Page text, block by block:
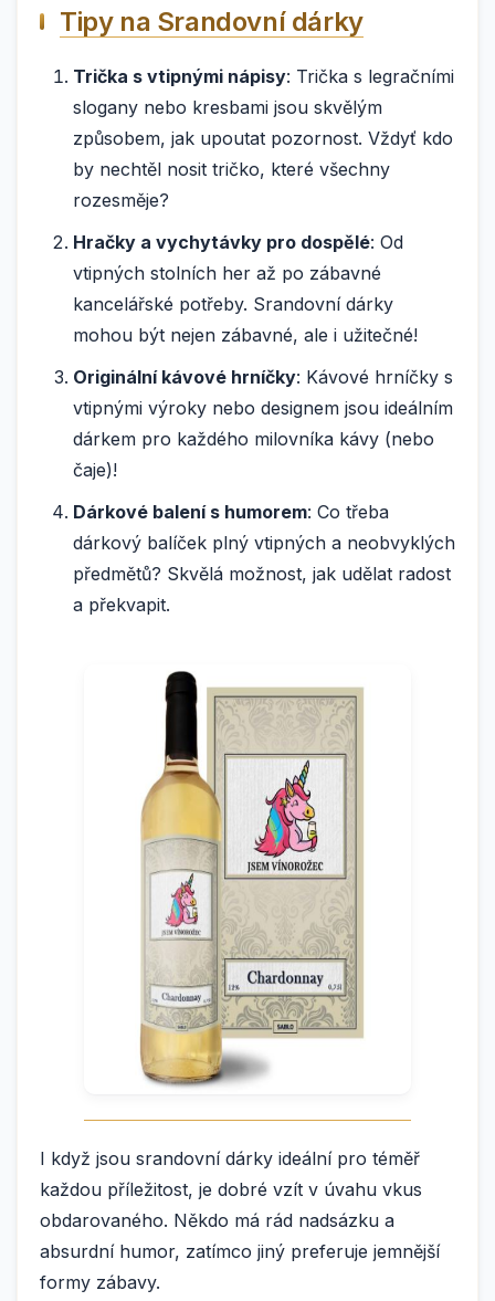
Tipy na Srandovní dárky
Trička s vtipnými nápisy: Trička s legračními
slogany nebo kresbami jsou skvělým
způsobem, jak upoutat pozornost. Vždyť kdo
by nechtěl nosit tričko, které všechny
rozesměje?
Hračky a vychytávky pro dospělé: Od
vtipných stolních her až po zábavné
kancelářské potřeby. Srandovní dárky
mohou být nejen zábavné, ale i užitečné!
Originální kávové hrníčky: Kávové hrníčky s
vtipnými výroky nebo designem jsou ideálním
dárkem pro každého milovníka kávy (nebo
čaje)!
Dárkové balení s humorem: Co třeba
dárkový balíček plný vtipných a neobvyklých
předmětů? Skvělá možnost, jak udělat radost
a překvapit.
I když jsou srandovní dárky ideální pro téměř
každou příležitost, je dobré vzít v úvahu vkus
obdarovaného. Někdo má rád nadsázku a
absurdní humor, zatímco jiný preferuje jemnější
formy zábavy.